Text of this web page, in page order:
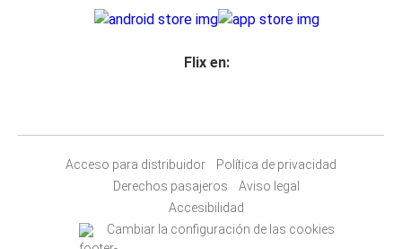
Flix en:
Acceso para distribuidor
Política de privacidad
Derechos pasajeros
Aviso legal
Accesibilidad
Cambiar la configuración de las cookies